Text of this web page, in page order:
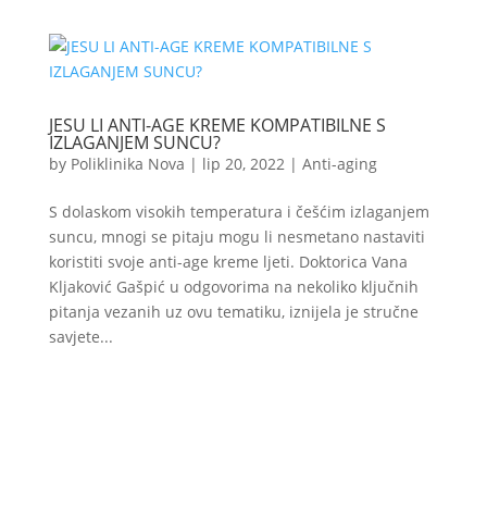
JESU LI ANTI-AGE KREME KOMPATIBILNE S
IZLAGANJEM SUNCU?
by Poliklinika Nova | lip 20, 2022| Anti-aging
S dolaskom visokih temperatura i češćim izlaganjem
suncu, mnogi se pitaju mogu li nesmetano nastaviti
koristiti svoje anti-age kreme ljeti. Doktorica Vana
Kljaković Gašpić u odgovorima na nekoliko ključnih
pitanja vezanih uz ovu tematiku, iznijela je stručne
savjete...